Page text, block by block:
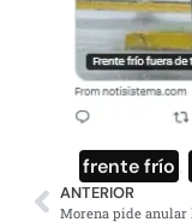
frente frío
ANTERIOR